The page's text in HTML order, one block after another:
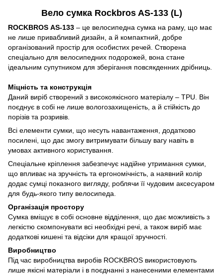
Вело сумка Rockbros AS-133 (L)
ROCKBROS AS-133 – це велосипедна сумка на раму, що має
не лише привабливий дизайн, а й компактний, добре
організований простір для особистих речей. Створена
спеціально для велосипедних подорожей, вона стане
ідеальним супутником для зберігання повсякденних дрібниць.
Міцність та конструкція
Даний виріб створений з високоякісного матеріалу – TPU. Він
поєднує в собі не лише вологозахищеність, а й стійкість до
порізів та розривів.
Всі елементи сумки, що несуть навантаження, додатково
посилені, що дає змогу витримувати більшу вагу навіть в
умовах активного користування.
Спеціальне кріплення забезпечує надійне утримання сумки,
що впливає на зручність та ергономічність, а наявний колір
додає сумці показного вигляду, роблячи її чудовим аксесуаром
для будь-якого типу велосипеда.
Організація простору
Сумка вміщує в собі основне відділення, що дає можливість з
легкістю скомпонувати всі необхідні речі, а також виріб має
додаткові кишені та відсіки для кращої зручності.
Виробництво
Під час виробництва виробів ROCKBROS використовують
лише якісні матеріали і в поєднанні з нанесеними елементами